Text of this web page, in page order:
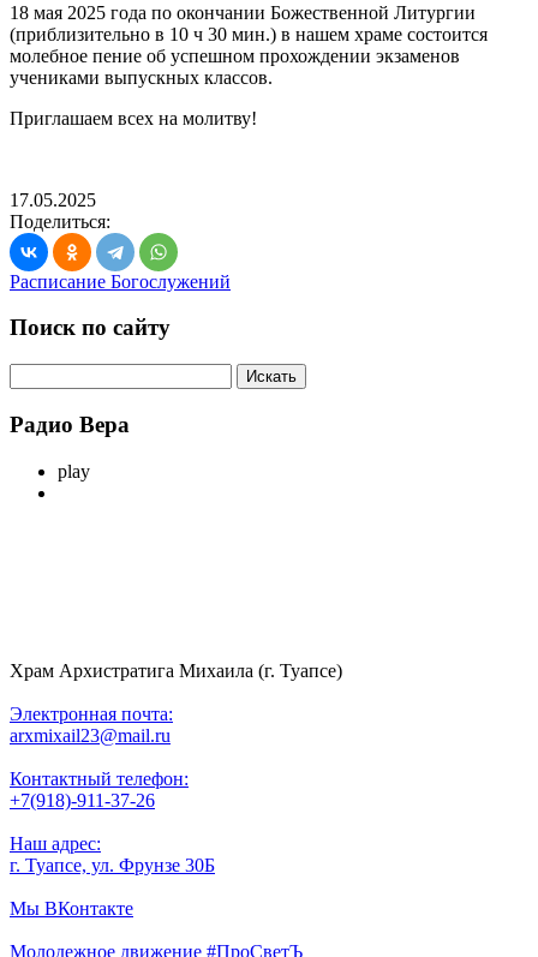
18 мая 2025 года по окончании Божественной Литургии
(приблизительно в 10 ч 30 мин.) в нашем храме состоится
молебное пение об успешном прохождении экзаменов
учениками выпускных классов.
Приглашаем всех на молитву!
17.05.2025
Поделиться:
Расписание Богослужений
Поиск по сайту
Радио Вера
play
Храм Архистратига Михаила (г. Туапсе)
Электронная почта:
arxmixail23@mail.ru
Контактный телефон:
+7(918)-911-37-26
Наш адрес:
г. Туапсе, ул. Фрунзе 30Б
Мы ВКонтакте
Молодежное движение #ПроСветЪ